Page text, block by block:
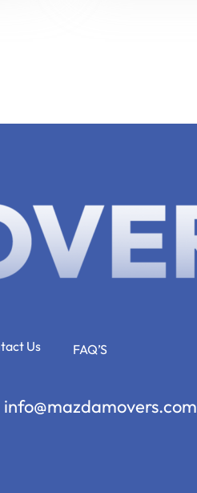
Us FAQ’S
info@mazdamovers.com